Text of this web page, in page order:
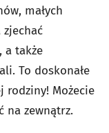
małych
a także
To doskonałe
rodziny! Możecie
na zewnątrz.